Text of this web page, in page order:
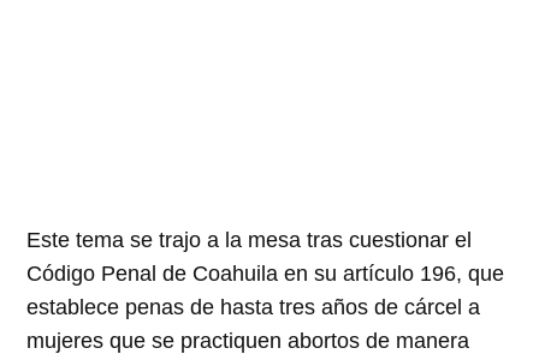
Este tema se trajo a la mesa tras cuestionar el
Código Penal de Coahuila en su artículo 196, que
establece penas de hasta tres años de cárcel a
mujeres que se practiquen abortos de manera